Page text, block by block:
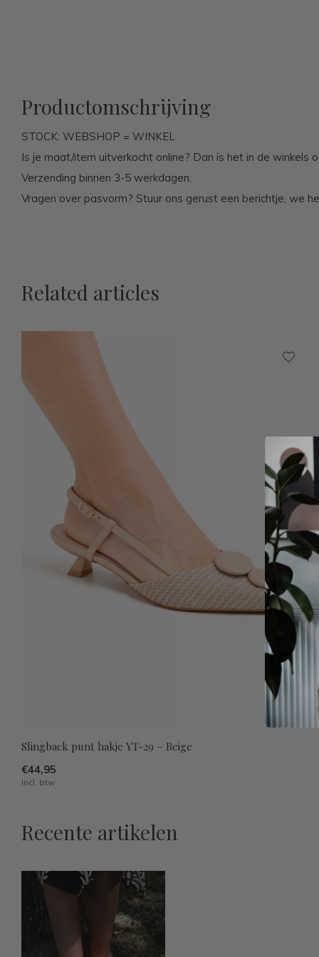
Productomschrijving
STOCK: WEBSHOP = WINKEL
Is je maat/item uitverkocht online? Dan is het in de winkels
Verzending binnen 3-5 werkdagen.
Vragen over pasvorm? Stuur ons gerust een berichtje, we
Related articles
Slingback punt hakje YT-29 – Beige
€44,95
Incl. btw
Recente artikelen